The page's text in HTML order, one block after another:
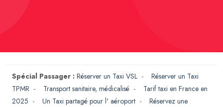
Spécial Passager : Réserver un Taxi VSL - Réserver un Taxi
TPMR - Transport sanitaire, médicalisé - Tarif taxi en France en
2025 - Un Taxi partagé pour l' aéroport - Réservez une